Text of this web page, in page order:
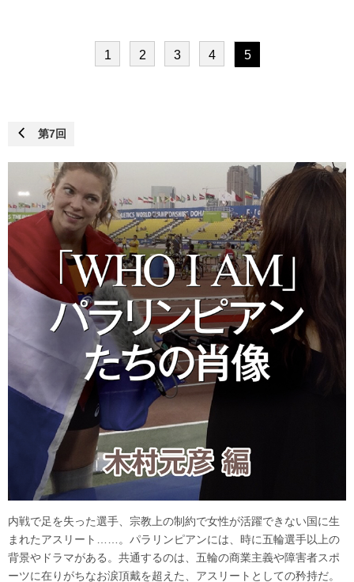
1 2 3 4 5
第7回
内戦で足を失った選手、宗教上の制約で女性が活躍できない国に生
まれたアスリート……。パラリンピアンには、時に五輪選手以上の
背景やドラマがある。共通するのは、五輪の商業主義や障害者スポ
ーツに在りがちなお涙頂戴を超えた、アスリートとしての矜持だ。